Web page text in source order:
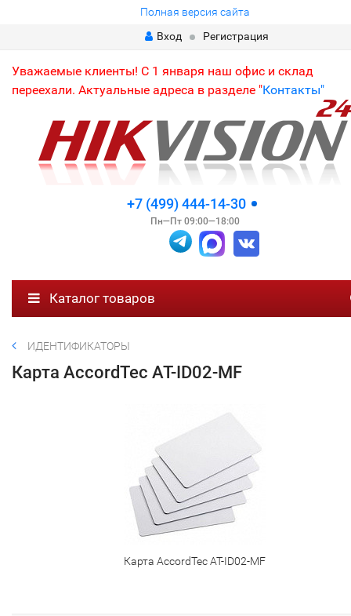
Полная версия сайта
Вход
Регистрация
Уважаемые клиенты! С 1 января наш офис и склад
переехали. Актуальные адреса в разделе "Контакты"
+7 (499) 444-14-30
Пн—Пт 09:00—18:00
Каталог товаров
ИДЕНТИФИКАТОРЫ
Карта AccordTec AT-ID02-MF
Карта AccordTec AT-ID02-MF